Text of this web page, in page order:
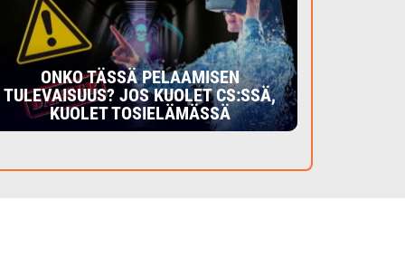
ONKO TÄSSÄ PELAAMISEN
TULEVAISUUS? JOS KUOLET CS:SSÄ,
KUOLET TOSIELÄMÄSSÄ